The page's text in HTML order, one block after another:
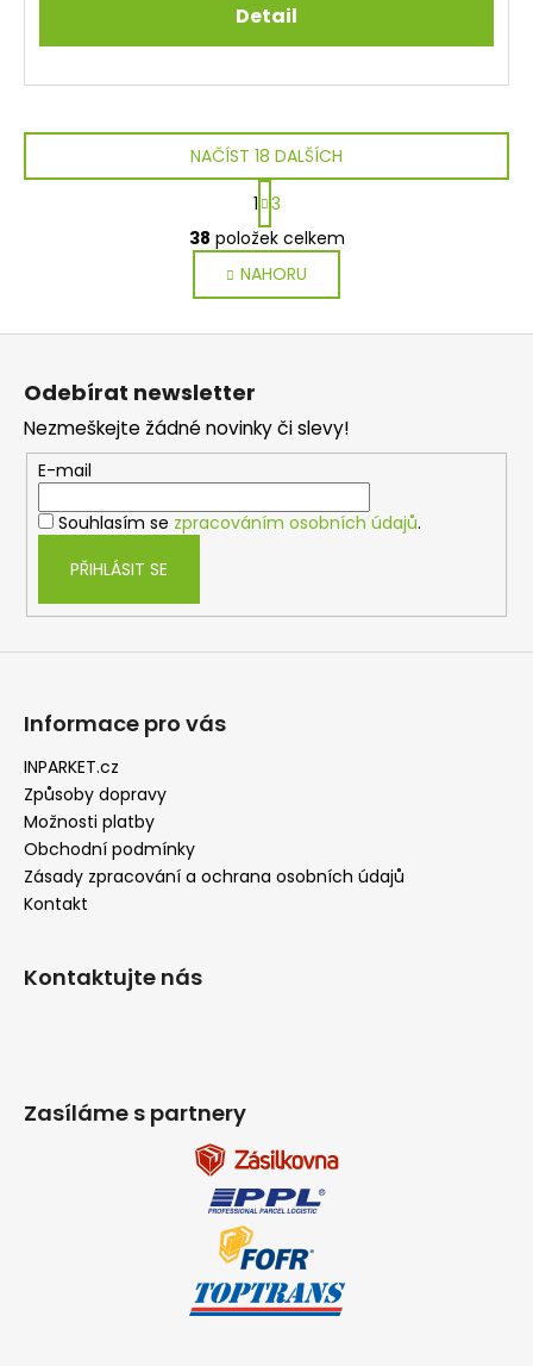
Detail
O
v
l
á
d
p
r
v
k
p
i
NAČÍST 18 DALŠÍCH
S
t
r
á
n
k
1 3
38 položek celkem
NAHORU
Z
Odebírat newsletter
Nezmeškejte žádné novinky či slevy!
E-mail
Souhlasím se zpracováním osobních údajů.
PŘIHLÁSIT SE
Informace pro vás
INPARKET.cz
Způsoby dopravy
Možnosti platby
Obchodní podmínky
Zásady zpracování a ochrana osobních údajů
Kontakt
Kontaktujte nás
Zasíláme s partnery